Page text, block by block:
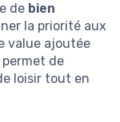
de bien
la priorité aux
value ajoutée
de
loisir tout en